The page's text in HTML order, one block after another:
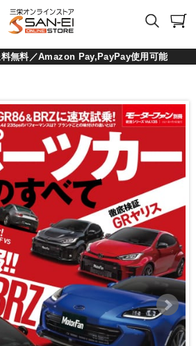
無料／Amazon Pay,PayPay使用可能